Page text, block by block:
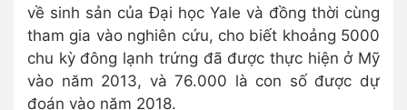
về sinh sản của Đại học Yale và đồng thời cùng
tham gia vào nghiên cứu, cho biết khoảng 5000
chu kỳ đông lạnh trứng đã được thực hiện ở Mỹ
vào năm 2013, và 76.000 là con số được dự
đoán vào năm 2018.